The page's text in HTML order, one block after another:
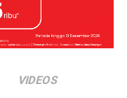
VIDEOS